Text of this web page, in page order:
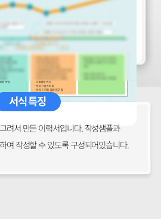
서식 특징
려서 만든 이력서입니다. 작성샘플과
여 작성할 수 있도록 구성되어있습니다.